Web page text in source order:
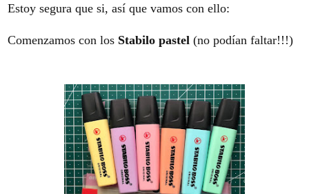
Estoy segura que si, así que vamos con ello:
Comenzamos con los Stabilo pastel (no podían faltar!!!)